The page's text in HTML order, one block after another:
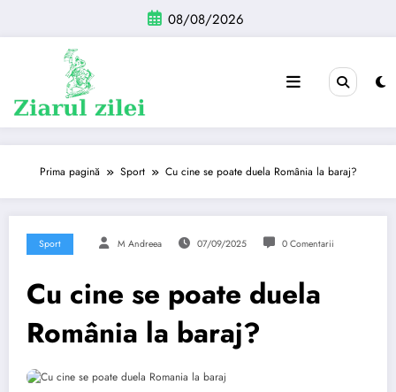
conținut
08/08/2026
Prima pagină Sport Cu cine se poate duela România la baraj?
Sport M Andreea 07/09/2025 0 Comentarii
Cu cine se poate duela
România la baraj?